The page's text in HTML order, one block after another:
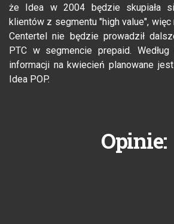
że Idea w 2004 będzie skupiała
klientów z segmentu "high value",
Centertel nie będzie prowadził
PTC w segmencie prepaid. Według
informacji na kwiecień planowane
Idea POP.
Opinie: